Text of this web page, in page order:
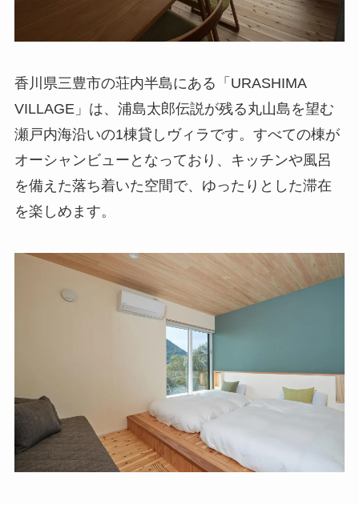
香川県三豊市の荘内半島にある「URASHIMA
VILLAGE」は、浦島太郎伝説が残る丸山島を望む
瀬戸内海沿いの1棟貸しヴィラです。すべての棟が
オーシャンビューとなっており、キッチンや風呂
を備えた落ち着いた空間で、ゆったりとした滞在
を楽しめます。